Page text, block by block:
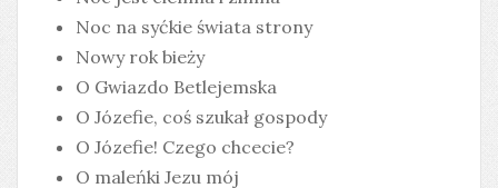
Noc na syćkie świata strony
Nowy rok bieży
O Gwiazdo Betlejemska
O Józefie, coś szukał gospody
O Józefie! Czego chcecie?
O maleńki Jezu mój